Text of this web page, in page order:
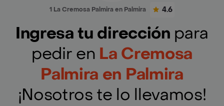
1 La Cremosa Palmira en Palmira 4.6
Ingresa tu dirección para
pedir en La Cremosa
Palmira en Palmira
¡Nosotros te lo llevamos!